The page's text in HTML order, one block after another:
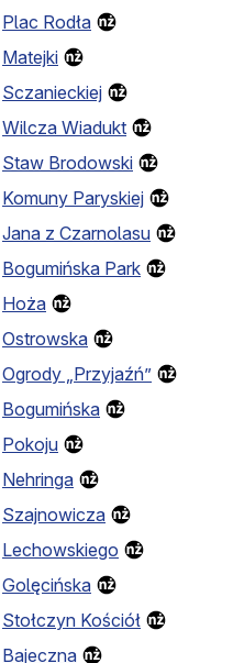
Plac Rodła
Matejki
Sczanieckiej
Wilcza Wiadukt
Staw Brodowski
Komuny Paryskiej
Jana z Czarnolasu
Bogumińska Park
Hoża
Ostrowska
Ogrody „Przyjaźń”
Bogumińska
Pokoju
Nehringa
Szajnowicza
Lechowskiego
Golęcińska
Stołczyn Kościół
Bajeczna